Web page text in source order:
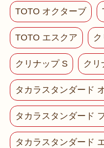
TOTO オクターブ
TOTO エスクア
クリナップ S クリ
タカラスタンダード
タカラスタンダード
タカラスタンダード